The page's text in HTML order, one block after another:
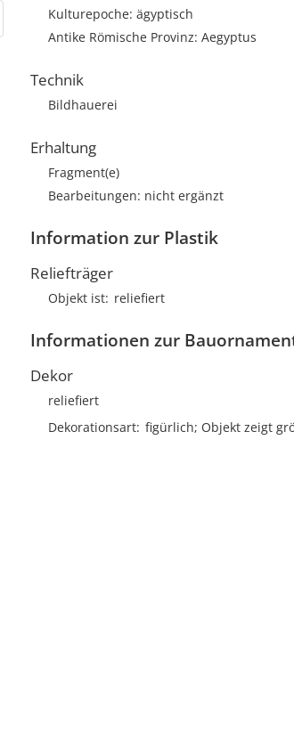
Kulturepoche: ägyptisch
Antike Römische Provinz: Aegyptus
Technik
Bildhauerei
Erhaltung
Fragment(e)
Bearbeitungen: nicht ergänzt
Information zur Plastik
Reliefträger
Objekt ist reliefiert
Informationen zur
Dekor
reliefiert
Dekorationsart figürlich; Objekt zeigt